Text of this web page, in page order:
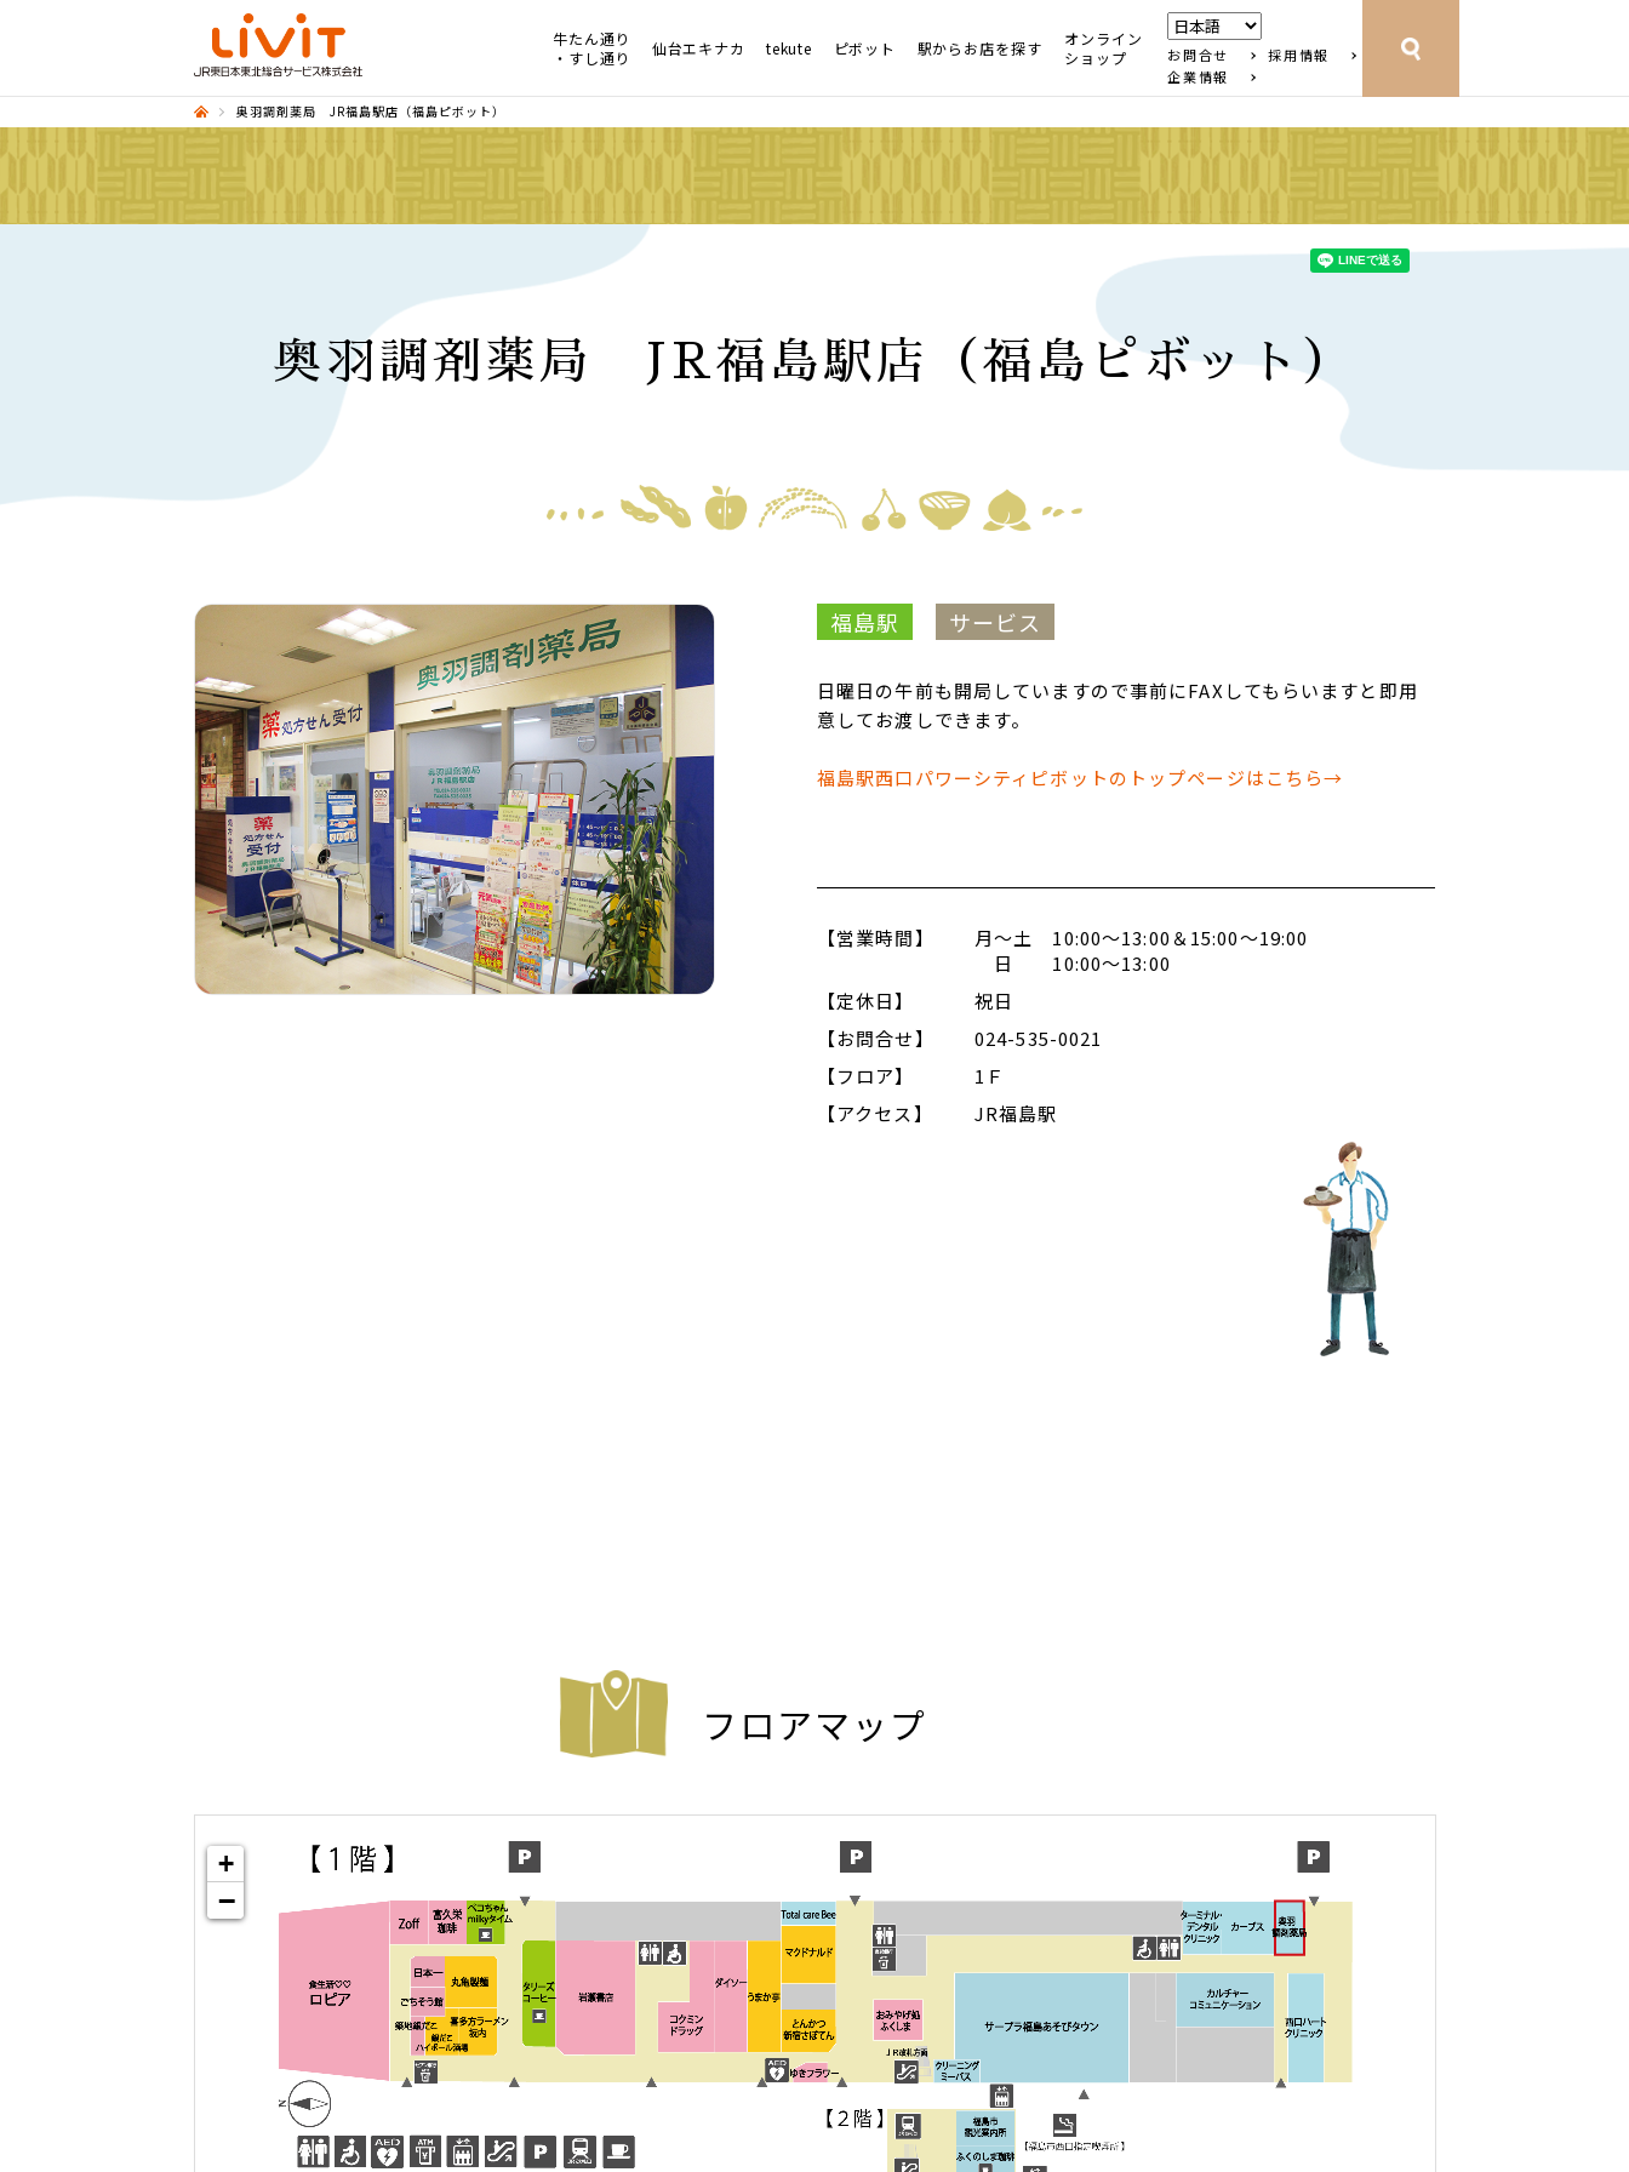
牛たん通り
・すし通り
仙台エキナカ tekute ピボット 駅からお店を探す
オンライン
ショップ
お問合せ
採用情報
企業情報
奥羽調剤薬局 JR福島駅店（福島ピボット）
奥羽調剤薬局 JR福島駅店（福島ピボット）
福島駅 サービス
日曜日の午前も開局していますので事前にFAXしてもらいますと即用
意してお渡しできます。
福島駅西口パワーシティピボットのトップページはこちら→
【営業時間】
月～土 10:00～13:00＆15:00～19:00
日 10:00～13:00
【定休日】
祝日
【お問合せ】
024-535-0021
【フロア】
1Ｆ
【アクセス】
JR福島駅
フロアマップ